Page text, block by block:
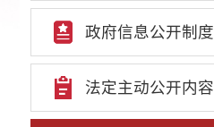
政府信息公开制度
法定主动公开内容